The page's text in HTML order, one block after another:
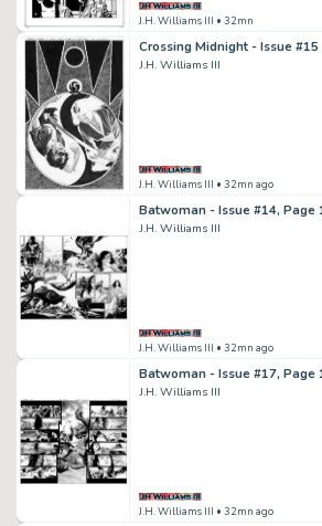
J.H. Williams III • 32mn
Crossing Midnight - Issue #15
J.H. Williams III
J.H. Williams III • 32mn ago
Batwoman - Issue #14, Page
J.H. Williams III
J.H. Williams III • 32mn ago
Batwoman - Issue #17, Page
J.H. Williams III
J.H. Williams III • 32mn ago